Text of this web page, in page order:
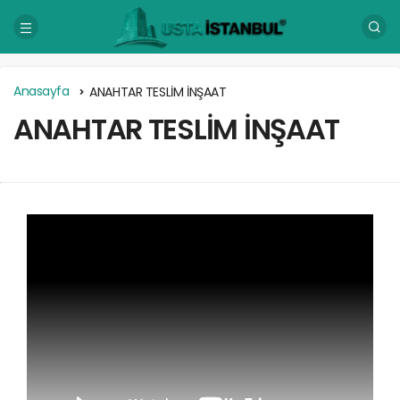
Anasayfa ANAHTAR TESLİM İNŞAAT
ANAHTAR TESLİM İNŞAAT